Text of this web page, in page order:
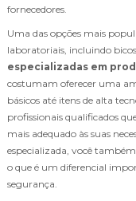
fornecedores.
Uma das opções mais
laboratoriais, incluindo
especializadas em
costumam oferecer uma
básicos até itens de alta
profissionais qualificados
mais adequado às suas
especializada, você
o que é um diferencial
segurança.